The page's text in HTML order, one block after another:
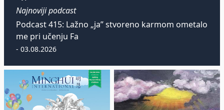
Najnoviji podcast
Podcast 415: Lažno „ja” stvoreno karmom ometalo
me pri učenju Fa
- 03.08.2026